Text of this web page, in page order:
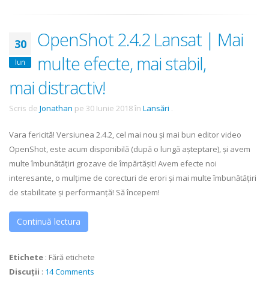
30
Iun
OpenShot 2.4.2 Lansat | Mai
multe efecte, mai stabil,
mai distractiv!
Scris de Jonathan pe 30 Iunie 2018în Lansări .
Vara fericită! Versiunea 2.4.2, cel mai nou și mai bun editor video
OpenShot, este acum disponibilă (după o lungă așteptare), și avem
multe îmbunătățiri grozave de împărtășit! Avem efecte noi
interesante, o mulțime de corecturi de erori și mai multe îmbunătățiri
de stabilitate și performanță! Să începem!
Continuă lectura
Etichete : Fără etichete
Discuții : 14 Comments